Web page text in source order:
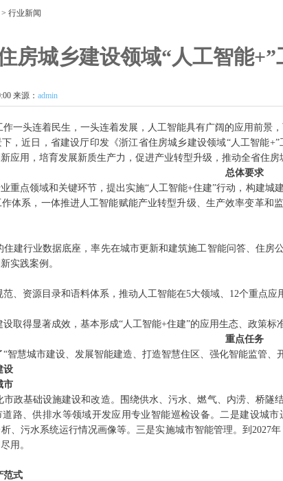
> 行业新闻
房城乡建设领域“人工智能
来源： admin
作一头连着民生，一头连着发展，人工智能具有广阔的应用前景
，近日，省建设厅印发《浙江省住房城乡建设领域“人工智能
应用，培育发展新质生产力，促进产业转型升级，推动全省住房
总体要求
业重点领域和关键环节，提出实施“人工智能+住建”行动，构建
作体系，一体推进人工智能赋能产业转型升级、生产效率变革
住建行业数据底座，率先在城市更新和建筑施工智能问答、住
实践案例。
、资源目录和语料体系，推动人工智能在5大领域、12个重点应
取得显著成效，基本形成“人工智能+住建”的应用生态、政策标
重点任务
“智慧城市建设、发展智能建造、打造智慧住区、强化智能监管、
设
市
市政基础设施建设和改造。围绕供水、污水、燃气、内涝、桥
路、供排水等领域开发应用专业智能巡检设备。二是建设城
、污水系统运行情况画像等。三是实施城市智能管理。到2027
用。
范式